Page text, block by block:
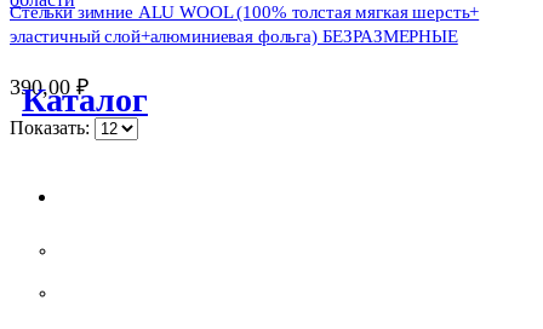
Стельки зимние ALU WOOL (100% толстая мягкая шерсть+
эластичный слой+алюминиевая фольга) БЕЗРАЗМЕРНЫЕ
390,00 ₽
Показать:
Каталог